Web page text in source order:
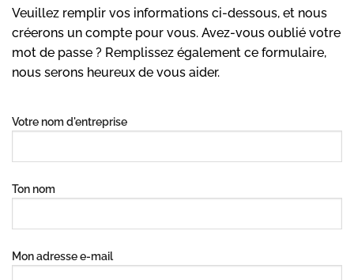
Veuillez remplir vos informations ci-dessous, et nous
créerons un compte pour vous. Avez-vous oublié votre
mot de passe ? Remplissez également ce formulaire,
nous serons heureux de vous aider.
Votre nom d'entreprise
Ton nom
Mon adresse e-mail